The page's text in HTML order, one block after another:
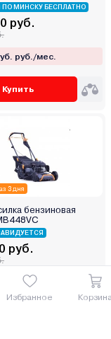
Избранное
МИНСКУ БЕСПЛАТНО
руб.
руб./мес.
Купить
3 дня
бензиновая
руб.
руб./мес.